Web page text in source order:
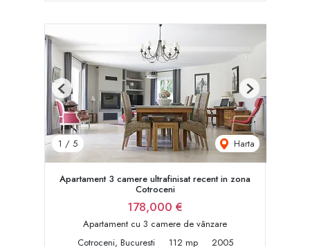
1 / 5 Harta
Previous Next
Apartament 3 camere ultrafinisat recent in zona
Cotroceni
178,000 €
Apartament cu 3 camere de vânzare
Cotroceni, Bucuresti
112 mp 2005